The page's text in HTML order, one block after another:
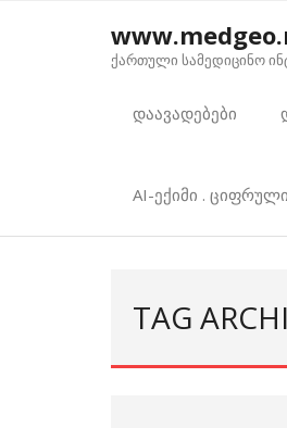
ქართული სამედიცინო
დაავადებები
AI-ექიმი .
TAG